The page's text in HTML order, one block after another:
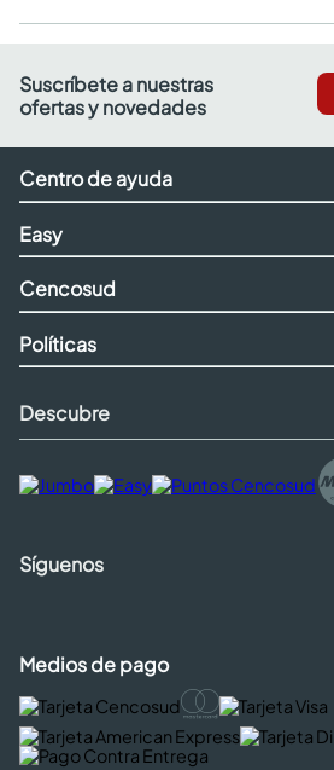
Suscríbete a nuestras
ofertas y novedades
Centro de ayuda
Easy
Cencosud
Políticas
Descubre
Síguenos
Medios de pago